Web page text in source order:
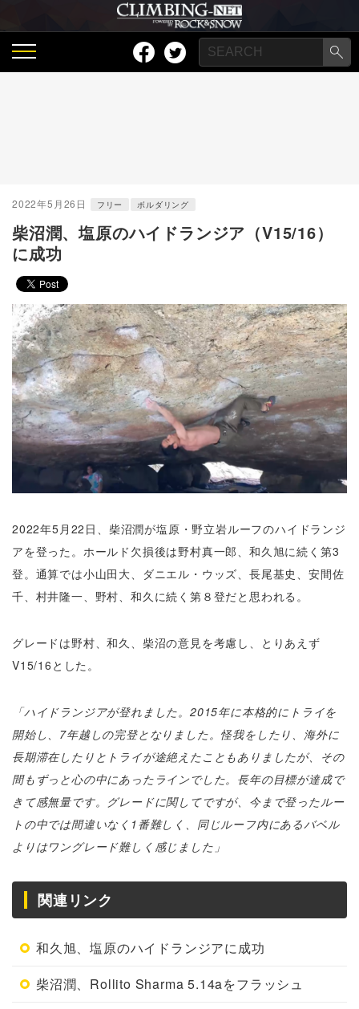
2022年5月26日 フリー ボルダリング
柴沼潤、塩原のハイドランジア（V15/16）
に成功
2022年5月22日、柴沼潤が塩原・野立岩ルーフのハイドランジ
アを登った。ホールド欠損後は野村真一郎、和久旭に続く第3
登。通算では小山田大、ダニエル・ウッズ、長尾基史、安間佐
千、村井隆一、野村、和久に続く第８登だと思われる。
グレードは野村、和久、柴沼の意見を考慮し、とりあえず
V15/16とした。
「ハイドランジアが登れました。2015年に本格的にトライを
開始し、7年越しの完登となりました。怪我をしたり、海外に
長期滞在したりとトライが途絶えたこともありましたが、その
間もずっと心の中にあったラインでした。長年の目標が達成で
きて感無量です。グレードに関してですが、今まで登ったルー
トの中では間違いなく1番難しく、同じルーフ内にあるバベル
よりはワングレード難しく感じました」
関連リンク
和久旭、塩原のハイドランジアに成功
柴沼潤、Rollito Sharma 5.14aをフラッシュ